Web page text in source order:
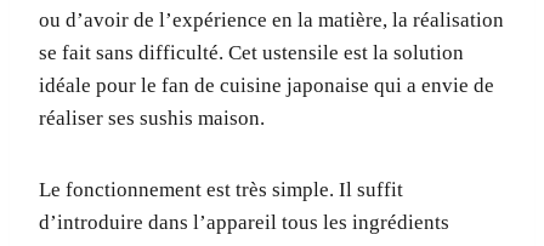
ou d’avoir de l’expérience en la matière, la réalisation
se fait sans difficulté. Cet ustensile est la solution
idéale pour le fan de cuisine japonaise qui a envie de
réaliser ses sushis maison.
Le fonctionnement est très simple. Il suffit
d’introduire dans l’appareil tous les ingrédients